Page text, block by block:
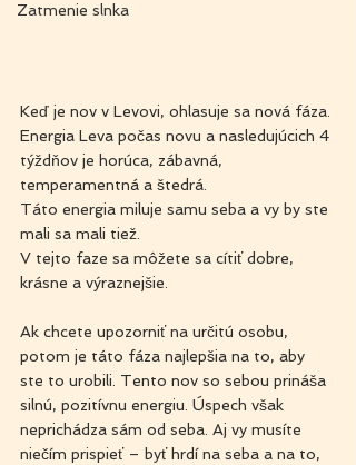
Zatmenie slnka
Keď je nov v Levovi, ohlasuje sa nová fáza.
Energia Leva počas novu a nasledujúcich 4
týždňov je horúca, zábavná,
temperamentná a štedrá.
Táto energia miluje samu seba a vy by ste
mali sa mali tiež.
V tejto faze sa môžete sa cítiť dobre,
krásne a výraznejšie.
Ak chcete upozorniť na určitú osobu,
potom je táto fáza najlepšia na to, aby
ste to urobili. Tento nov so sebou prináša
silnú, pozitívnu energiu. Úspech však
neprichádza sám od seba. Aj vy musíte
niečím prispieť – byť hrdí na seba a na to,